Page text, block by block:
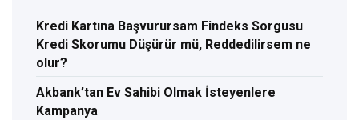
Kredi Kartına Başvurursam Findeks Sorgusu
Kredi Skorumu Düşürür mü, Reddedilirsem ne
olur?
Akbank’tan Ev Sahibi Olmak İsteyenlere
Kampanya